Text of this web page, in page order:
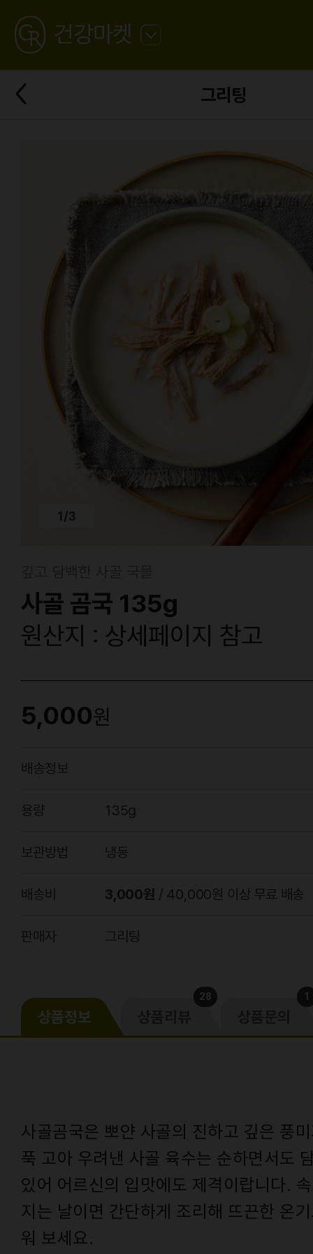
GREATING
건강마켓
로
그리팅
뒤
로
가
1/3
사골 곰국 135g
원산지 : 상세페이지 참고
5,000원
배송정보
용량 135g
보관방법 냉동
배송비 3,000원 / 40,000원 이상 무료 배송
판매자 그리팅
상품정보
28 1
사골곰국은 뽀얀 사골의 진하고 깊은 풍
푹 고아 우려낸 사골 육수는 순하면서도
있어 어르신의 입맛에도 제격이랍니다.
지는 날이면 간단하게 조리해 뜨끈한 온
워 보세요.